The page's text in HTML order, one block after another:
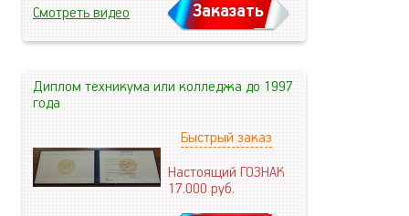
Смотреть видео Заказать
Диплом техникума или колледжа до 1997
года
Быстрый заказ
Настоящий ГОЗНАК
17.000руб.